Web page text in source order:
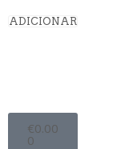
ADICIONAR
€0.00
0